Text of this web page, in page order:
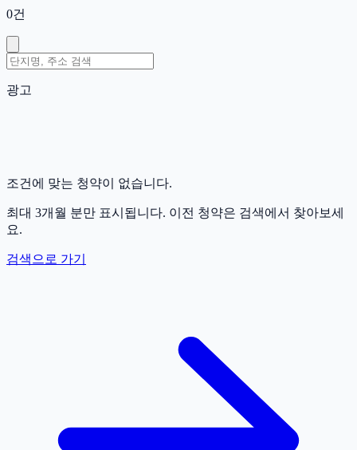
0건
광고
조건에 맞는 청약이 없습니다.
최대 3개월 분만 표시됩니다. 이전 청약은 검색에서 찾아보세
요.
검색으로 가기